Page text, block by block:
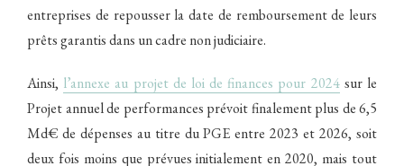
entreprises de repousser la date de remboursement de leurs
prêts garantis dans un cadre non judiciaire.
Ainsi, l’annexe au projet de loi de finances pour 2024sur le
Projet annuel de performances prévoit finalement plus de 6,5
Md€ de dépenses au titre du PGE entre 2023 et 2026, soit
deux fois moins que prévues initialement en 2020, mais tout